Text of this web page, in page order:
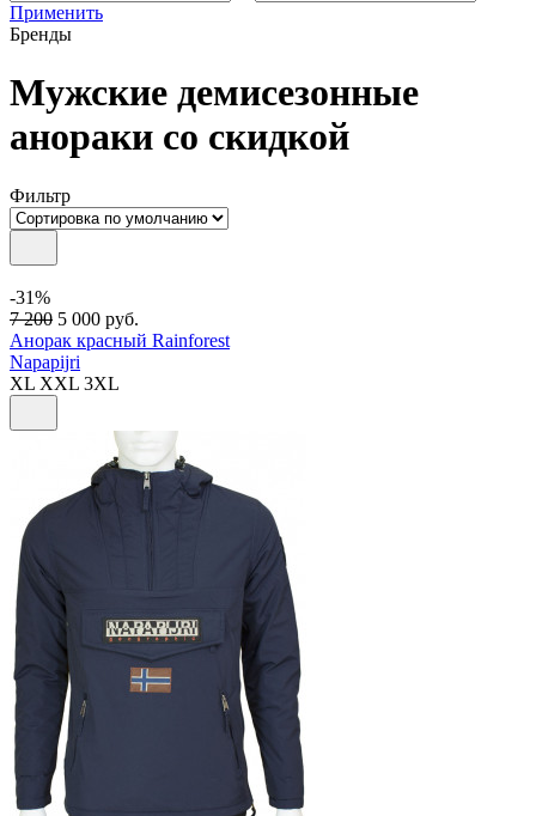
Применить
Бренды
Мужские демисезонные
анораки со скидкой
Фильтр
-31%
7 200 5 000 руб.
Анорак красный Rainforest
Napapijri
XL XXL 3XL